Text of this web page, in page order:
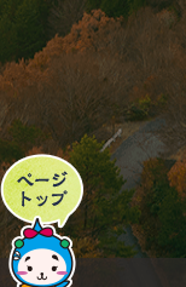
ペ
ー